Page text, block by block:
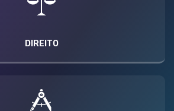
DIREITO